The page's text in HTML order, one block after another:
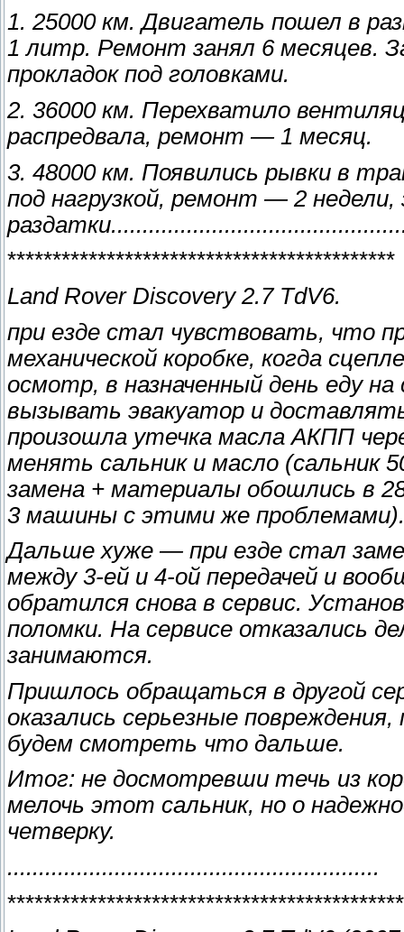
1. 25000 км. Двигатель пошел в
1 литр. Ремонт занял 6 месяцев.
прокладок под головками.
2. 36000 км. Перехватило
распредвала, ремонт — 1 месяц.
3. 48000 км. Появились рывки в
под нагрузкой, ремонт — 2 недели,
*******************************************
Land Rover Discovery 2.7 TdV6.
при езде стал чувствовать, что
механической коробке, когда
осмотр, в назначенный день еду
вызывать эвакуатор и
произошла утечка масла АКПП
менять сальник и масло (сальник
замена + материалы обошлись в
3 машины с этими же проблемами).
Дальше хуже — при езде стал
между 3-ей и 4-ой передачей и
обратился снова в сервис.
поломки. На сервисе отказались
занимаются.
Пришлось обращаться в другой
оказались серьезные
будем смотреть что дальше.
Итог: не досмотревши течь из
мелочь этот сальник, но о
четверку.
...........................................................